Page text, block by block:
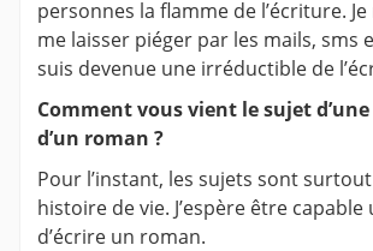
personnes la flamme de l’écriture. Je
me laisser piéger par les mails, sms
suis devenue une irréductible de
Comment vous vient le sujet
d’un roman ?
Pour l’instant, les sujets sont
histoire de vie. J’espère être
d’écrire un roman.